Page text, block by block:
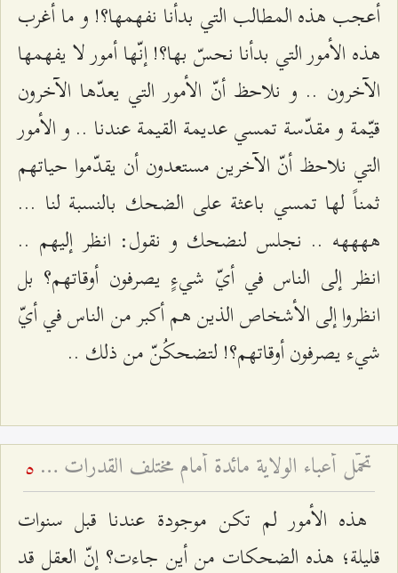
أعجب هذه المطالب التي بدأنا نفهمها؟! و ما أغرب
هذه الأمور التي بدأنا نحسّ بها؟! إنّها أمور لا يفهمها
الآخرون .. و نلاحظ أنّ الأمور التي يعدّها الآخرون
قيّمة و مقدّسة تمسي عديمة القيمة عندنا .. و الأمور
التي نلاحظ أنّ الآخرين مستعدون أن يقدّموا حياتهم
ثمناً لها تمسي باعثة على الضحك بالنسبة لنا ...
ههههه .. نجلس لنضحك و نقول: انظر إليهم ..
انظر إلى الناس في أيّ شيءٍ يصرفون أوقاتهم؟ بل
انظروا إلى الأشخاص الذين هم أكبر من الناس في أيّ
شيء يصرفون أوقاتهم؟! لتضحكُنّ من ذلك ..
تحمّل أعباء الولاية مائدة أمام مختلف القدرات - عيد الغدير ۱٤۳۱ هـ 5
هذه الأمور لم تكن موجودة عندنا قبل سنوات
قليلة؛ هذه الضحكات من أين جاءت؟ إنّ العقل قد